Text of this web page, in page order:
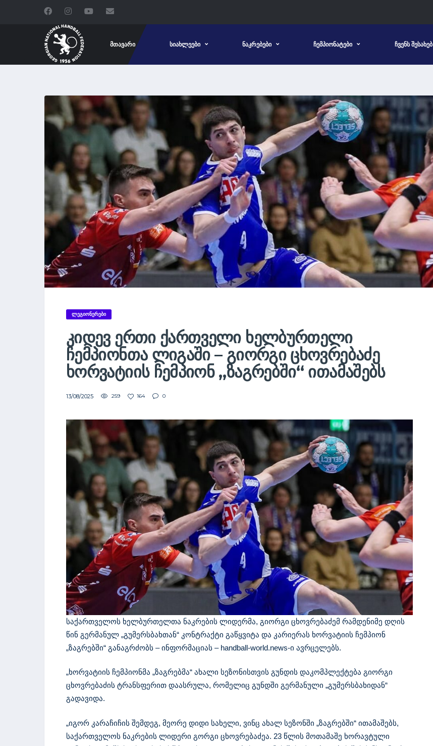
ᲛᲗᲐᲕᲐᲠᲘ ᲡᲘᲐᲮᲚᲔᲔᲑᲘ ᲜᲐᲙᲠᲔᲑᲔᲑᲘ ᲩᲔᲛᲞᲘᲝᲜᲐᲢᲔᲑᲘ ᲩᲕᲔᲜᲡ ᲨᲔᲡᲐᲮᲔᲑ
ᲚᲔᲒᲘᲝᲜᲔᲠᲔᲑᲘ
ᲙᲘᲓᲔᲕ ᲔᲠᲗᲘ ᲥᲐᲠᲗᲕᲔᲚᲘ ᲮᲔᲚᲑᲣᲠᲗᲔᲚᲘ
ᲩᲔᲛᲞᲘᲝᲜᲗᲐ ᲚᲘᲒᲐᲨᲘ – ᲒᲘᲝᲠᲒᲘ ᲪᲮᲝᲕᲠᲔᲑᲐᲫᲔ
ᲮᲝᲠᲕᲐᲢᲘᲘᲡ ᲩᲔᲛᲞᲘᲝᲜ „ᲖᲐᲒᲠᲔᲑᲨᲘ“ ᲘᲗᲐᲛᲐᲨᲔᲑᲡ
13/08/2025 259 164 0
საქართველოს ხელბურთელთა ნაკრების ლიდერმა, გიორგი ცხოვრებაძემ რამდენიმე დღის
წინ გერმანულ „გუმერსბახთან“ კონტრაქტი გაწყვიტა და კარიერას ხორვატიის ჩემპიონ
„ზაგრებში“ განაგრძობს – ინფორმაციას – handball-world.news-ი ავრცელებს.
„ხორვატიის ჩემპიონმა „ზაგრებმა“ ახალი სეზონისთვის გუნდის დაკომპლექტება გიორგი
ცხოვრებაძის ტრანსფერით დაასრულა, რომელიც გუნდში გერმანული „გუმერსბახიდან“
გადავიდა.
„იგორ კარაჩიჩის შემდეგ, მეორე დიდი სახელი, ვინც ახალ სეზონში „ზაგრებში“ ითამაშებს,
საქართველოს ნაკრების ლიდერი გორგი ცხოვრებაძეა. 23 წლის მოთამაშე ხორავტული